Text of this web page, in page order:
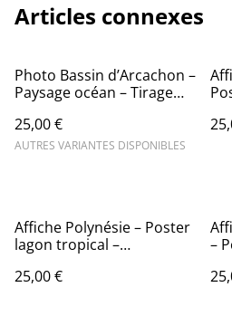
Articles connexes
Photo Bassin d’Arcachon –
Paysage océan – Tirage
25,00 €
AUTRES VARIANTES DISPONIBLES
Affiche Polynésie – Poster
lagon tropical –
exotique
25,00 €
–